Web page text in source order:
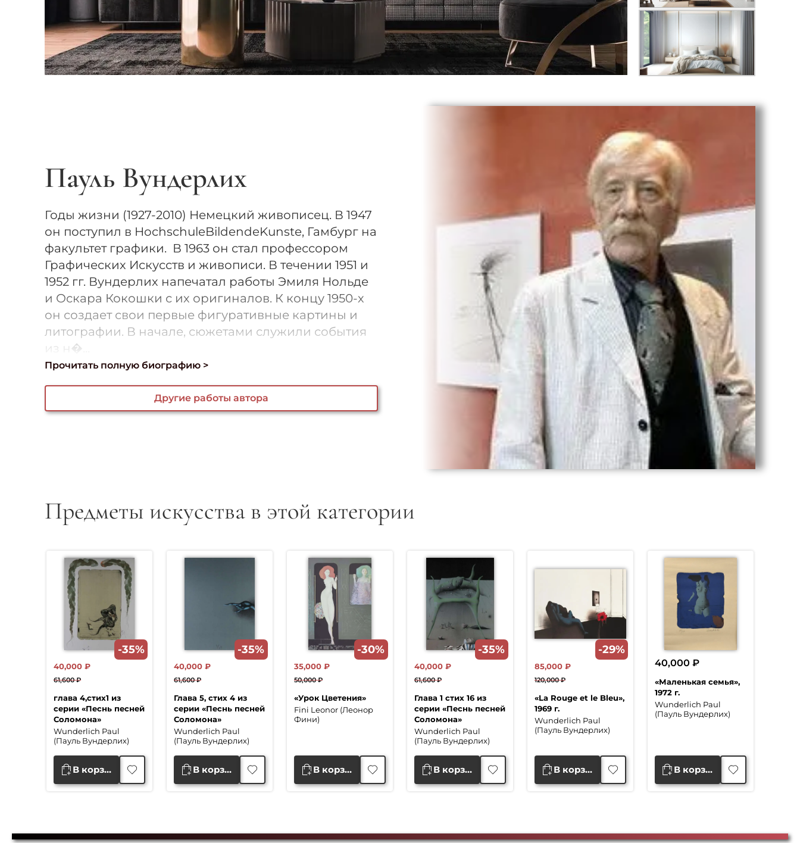
Пауль Вундерлих
Годы жизни (1927-2010) Немецкий живописец. В 1947
он поступил в HochschuleBildendeKunste, Гамбург на
факультет графики. В 1963 он стал профессором
Графических Искусств и живописи. В течении 1951 и
1952 гг. Вундерлих напечатал работы Эмиля Нольде
и Оскара Кокошки с их оригиналов. К концу 1950-х
он создает свои первые фигуративные картины и
литографии. В начале, сюжетами служили события
из н�...
Прочитать полную биографию >
Другие работы автора
Предметы искусства в этой категории
-35%
глава 4,стих1 из
серии «Песнь песней
Соломона»
Wunderlich Paul
(Пауль Вундерлих)
61,600₽
цена
составляла
61,600 ₽.
40,000₽
цена:
40,000 ₽.
В корзину
-35%
Глава 5, стих 4 из
серии «Песнь песней
Соломона»
Wunderlich Paul
(Пауль Вундерлих)
61,600₽
цена
составляла
61,600 ₽.
40,000 ₽
цена:
40,000 ₽.
В корзину
-30%
«Урок Цветения»
Fini Leonor (Леонор
Фини)
50,000₽
цена
составляла
35,000 ₽
цена:
35,000 ₽.
В корзину
-35%
Глава 1 стих 16 из
серии «Песнь песней
Соломона»
Wunderlich Paul
(Пауль Вундерлих)
61,600₽
цена
составляла
61,600 ₽.
40,000 ₽
цена:
40,000 ₽.
В корзину
-29%
«La Rouge et le Bleu»,
1969 г.
Wunderlich Paul
(Пауль Вундерлих)
120,000₽
цена
составляла
120,000 ₽.
85,000 ₽
цена:
85,000 ₽.
В корзину
«Маленькая семья»,
1972 г.
Wunderlich Paul
(Пауль Вундерлих)
40,000 ₽
В корзину